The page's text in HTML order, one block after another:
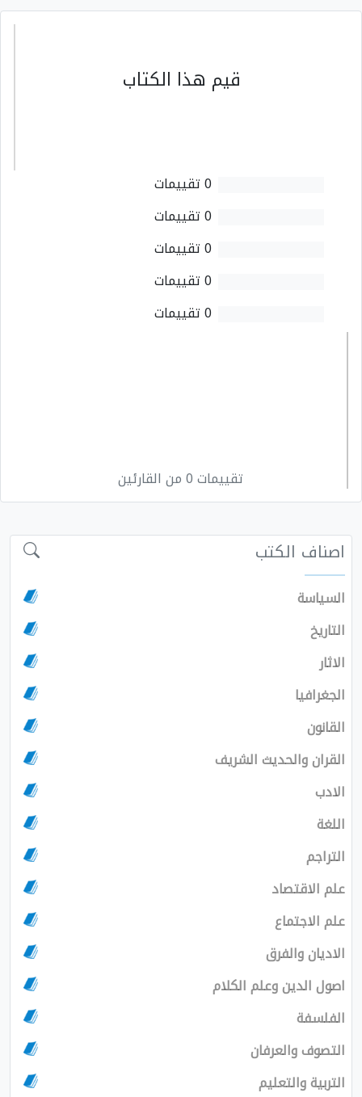
قيم هذا الكتاب
0 تقييمات
0 تقييمات
0 تقييمات
0 تقييمات
0 تقييمات
تقييمات 0 من القارئين
اصناف الكتب
السياسة
التاريخ
الاثار
الجغرافيا
القانون
القران والحديث الشريف
الادب
اللغة
التراجم
علم الاقتصاد
علم الاجتماع
الاديان والفرق
اصول الدين وعلم الكلام
الفلسفة
التصوف والعرفان
التربية والتعليم